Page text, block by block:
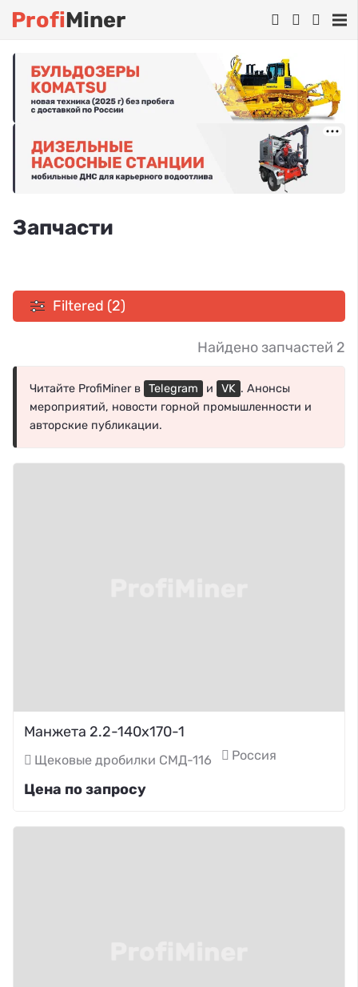
ProfiMiner
Запчасти
Filtered (2)
Найдено запчастей 2
Читайте ProfiMiner в Telegram и VK . Анонсы
мероприятий, новости горной промышленности и
авторские публикации.
Манжета 2.2-140х170-1
Щековые дробилки СМД-116 Россия
Цена по запросу